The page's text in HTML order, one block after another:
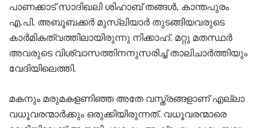
പാണക്കാട് സാദിഖലി ശിഹാബ് തങ്ങള്‍, കാന്തപുരം
എ.പി. അബൂബക്കര്‍ മുസ്ലിയാര്‍ തുടങ്ങിയവരുടെ
കാര്‍മികത്വത്തിലായിരുന്നു നിക്കാഹ്. മറ്റു മതസ്ഥര്‍
അവരുടെ വിശ്വാസത്തിനനുസരിച്ച് താലിചാര്‍ത്തിയും
വേദിയിലെത്തി.
മകനും മരുമകളണിഞ്ഞ അതേ വസ്ത്രങ്ങളാണ് എല്ലാ
വധൂവരന്മാര്‍ക്കും ഒരുക്കിയിരുന്നത്. വധൂവരന്മാരെ